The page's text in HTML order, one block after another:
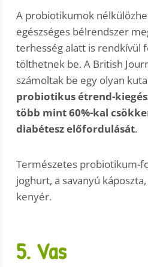
A probiotikumok
egészséges bélrendszer
terhesség alatt is rendkívül
tölthetnek be. A British
számoltak be egy olyan
probiotikus étrend-
több mint 60%-kal
diabétesz előfordulását.
Természetes probiotikum-
joghurt, a savanyú
kenyér.
5. Vas